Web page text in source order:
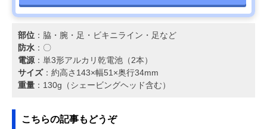
部位 ：脇・腕・足・ビキニライン・足など
防水 ：〇
電源：単3形アルカリ乾電池（2本）
サイズ：約高さ143×幅51×奥行34mm
重量 ：130g（シェービングヘッド含む）
こちらの記事もどうぞ